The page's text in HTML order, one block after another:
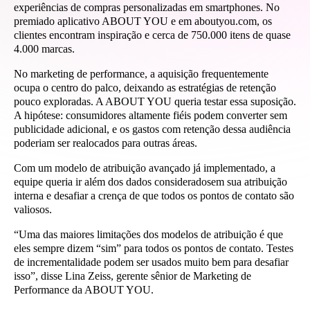
experiências de compras personalizadas em smartphones. No
premiado aplicativo ABOUT YOU e em aboutyou.com, os
clientes encontram inspiração e cerca de 750.000 itens de quase
4.000 marcas.
No marketing de performance, a aquisição frequentemente
ocupa o centro do palco, deixando as estratégias de retenção
pouco exploradas. A ABOUT YOU queria testar essa suposição.
A hipótese: consumidores altamente fiéis podem converter sem
publicidade adicional, e os gastos com retenção dessa audiência
poderiam ser realocados para outras áreas.
Com um modelo de atribuição avançado já implementado, a
equipe queria ir além dos dados consideradosem sua atribuição
interna e desafiar a crença de que todos os pontos de contato são
valiosos.
“Uma das maiores limitações dos modelos de atribuição é que
eles sempre dizem “sim” para todos os pontos de contato. Testes
de incrementalidade podem ser usados muito bem para desafiar
isso”, disse Lina Zeiss, gerente sênior de Marketing de
Performance da ABOUT YOU.